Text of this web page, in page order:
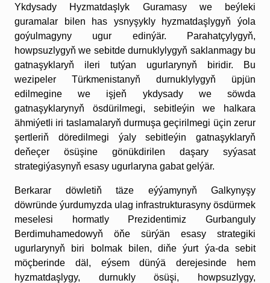
Ykdysady Hyzmatdaşlyk Guramasy we beýleki
guramalar bilen has ysnyşykly hyzmatdaşlygyň ýola
goýulmagyny ugur edinýär. Parahatçylygyň,
howpsuzlygyň we sebitde durnuklylygyň saklanmagy bu
gatnaşyklaryň ileri tutýan ugurlarynyň biridir. Bu
wezipeler Türkmenistanyň durnuklylygyň üpjün
edilmegine we işjeň ykdysady we söwda
gatnaşyklarynyň ösdürilmegi, sebitleýin we halkara
ähmiýetli iri taslamalaryň durmuşa geçirilmegi üçin zerur
şertleriň döredilmegi ýaly sebitleýin gatnaşyklaryň
deňeçer ösüşine gönükdirilen daşary syýasat
strategiýasynyň esasy ugurlaryna gabat gelýär.
Berkarar döwletiň täze eýýamynyň Galkynyşy
döwründe ýurdumyzda ulag infrastruk­tura­syny ösdürmek
meselesi hormatly Prezidentimiz Gurbanguly
Berdimuhamedowyň öňe sürýän esasy strategiki
ugurlarynyň biri bolmak bilen, diňe ýurt ýa-da sebit
möçberinde däl, eýsem dünýä derejesinde hem
hyzmatdaşlygy, durnukly ösüşi, howpsuzlygy,